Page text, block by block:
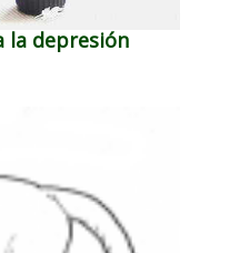
la depresión